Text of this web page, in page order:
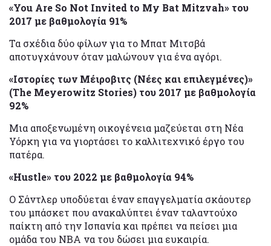
«You Are So Not Invited to My Bat Mitzvah» του
2017 με βαθμολογία 91%
Τα σχέδια δύο φίλων για το Μπατ Μιτσβά
αποτυγχάνουν όταν μαλώνουν για ένα αγόρι.
«Ιστορίες των Μέιροβιτς (Νέες και επιλεγμένες)»
(The Meyerowitz Stories) του 2017 με βαθμολογία
92%
Μια αποξενωμένη οικογένεια μαζεύεται στη Νέα
Υόρκη για να γιορτάσει το καλλιτεχνικό έργο του
πατέρα.
«Hustle» του 2022 με βαθμολογία 94%
Ο Σάντλερ υποδύεται έναν επαγγελματία σκάουτερ
του μπάσκετ που ανακαλύπτει έναν ταλαντούχο
παίκτη από την Ισπανία και πρέπει να πείσει μια
ομάδα του NBA να του δώσει μια ευκαιρία.